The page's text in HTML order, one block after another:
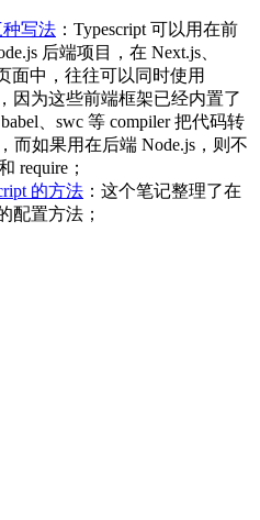
种写法 ：Typescript 可以用在前
后端项目，在 Next.js、
面中，往往可以同时使用
因为这些前端框架已经内置了
、swc 等 compiler 把代码转
而如果用在后端 Node.js，则不
require；
的方法 ：这个笔记整理了在
配置方法；